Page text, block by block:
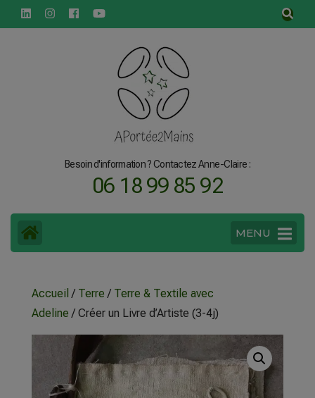
principal
Besoin d'information ? Contactez Anne-Claire :
06 18 99 85 92
MENU
Accueil / Terre / Terre & Textile avec
Adeline / Créer un Livre d’Artiste (3-4j)